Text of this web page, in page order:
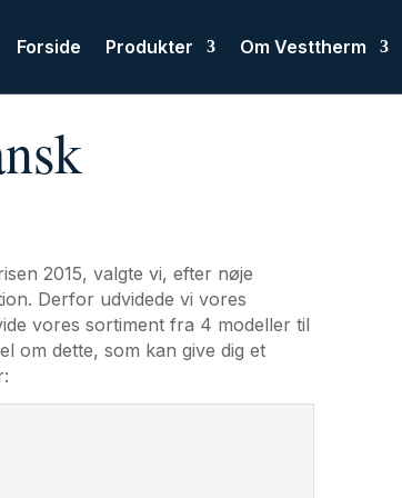
Forside Produkter Om Vesttherm
2015, valgte vi, efter nøje
Derfor udvidede vi vores
vores sortiment fra 4 modeller til
om dette, som kan give dig et